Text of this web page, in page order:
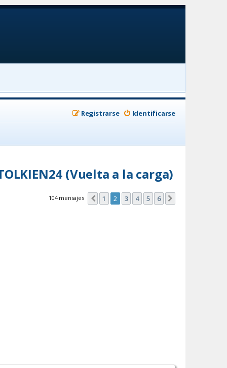
Identificarse
Registrarse
(Vuelta a la carga)
104 mensajes Anterior
1 2 3 4 5 6